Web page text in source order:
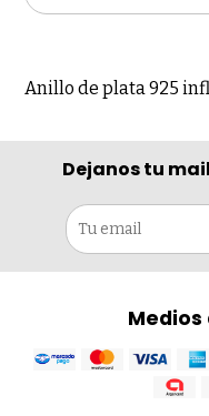
Anillo de plata 925
Dejanos tu
Medios